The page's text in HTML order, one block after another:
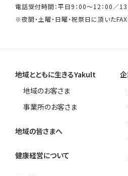
電話受付時間：平日9：00～12：00／13
※夜間・土曜・日曜・祝祭日に頂いた
地域とともに生きるYakult
地域のお客さま
事業所のお客さま
地域の皆さまへ
健康経営について